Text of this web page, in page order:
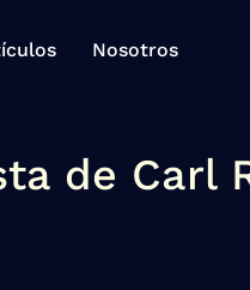
Nosotros
de Carl